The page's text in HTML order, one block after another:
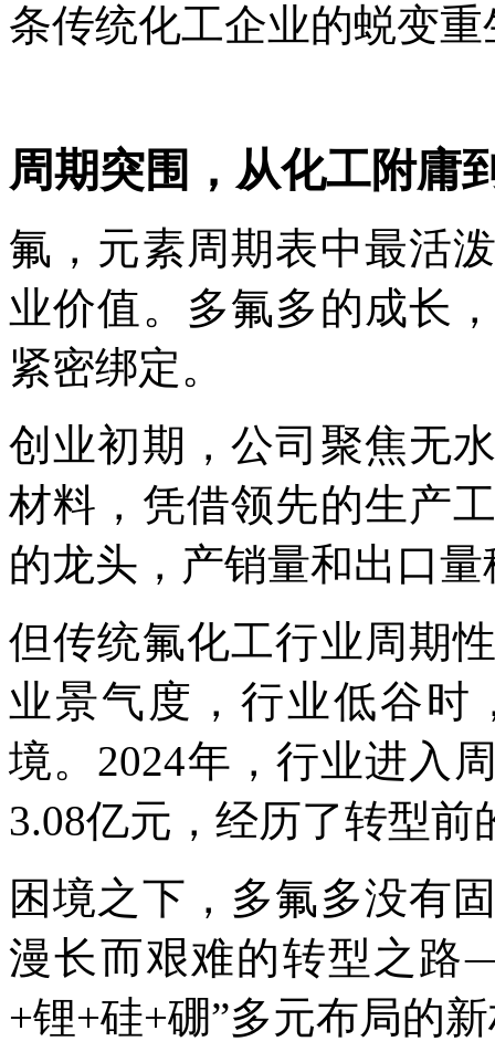
条传统化工企业的蜕变
周期突围，从化工附庸
氟，元素周期表中最活
业价值。多氟多的成长
紧密绑定。
创业初期，公司聚焦无
材料，凭借领先的生产
的龙头，产销量和出口
但传统氟化工行业周期
业景气度，行业低谷时
境。2024年，行业进入
3.08亿元，经历了转型前
困境之下，多氟多没有
漫长而艰难的转型之
+锂+硅+硼”多元布局的